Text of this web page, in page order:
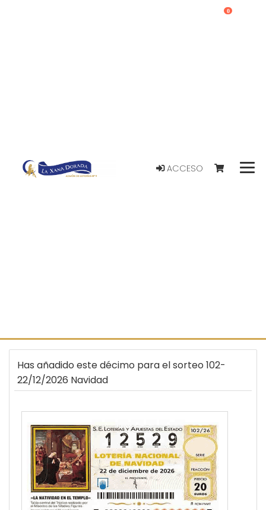
ACCESO
0
Has añadido este décimo para el sorteo 102-
22/12/2026 Navidad